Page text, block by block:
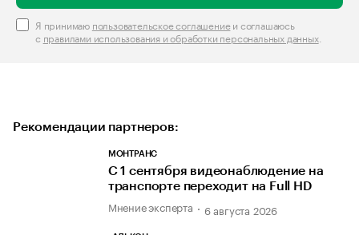
Я принимаю пользовательское соглашениеи соглашаюсь
с правилами использования и обработки персональных данных.
Рекомендации партнеров:
МОНТРАНС
С 1 сентября видеонаблюдение на
транспорте переходит на Full HD
Мнение эксперта 6 августа 2026